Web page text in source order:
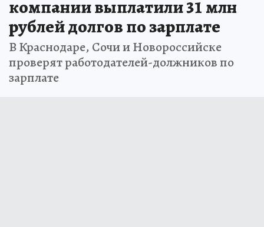
компании выплатили 31 млн
рублей долгов по зарплате
В Краснодаре, Сочи и Новороссийске
проверят работодателей-должников по
зарплате